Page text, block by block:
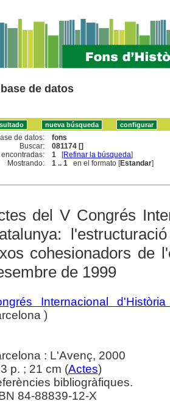
de datos
de datos:
fons
Buscar:
081174 []
1 [Refinar la búsqueda]
Mostrando:
1 .. 1 en el formato [Estandar]
del V Congrés
cohesionadors de
de 1999
Internacional
)
: L'Avenç, 2000
p. ; 21 cm (Actes)
bibliogràfiques.
84-88839-12-X